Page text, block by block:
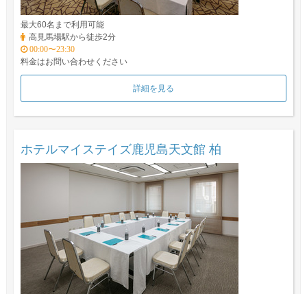
最大60名まで利用可能
高見馬場駅から徒歩2分
00:00〜23:30
料金はお問い合わせください
詳細を見る
ホテルマイステイズ鹿児島天文館 柏